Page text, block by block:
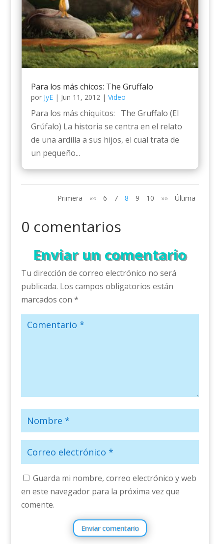
Para los más chicos: The Gruffalo
por JyE| Jun 11, 2012 | Video
Para los más chiquitos: The Gruffalo (El
Grúfalo) La historia se centra en el relato
de una ardilla a sus hijos, el cual trata de
un pequeño...
Primera «« 6 7 8 9 10 »» Última
0 comentarios
Enviar un comentario
Tu dirección de correo electrónico no será
publicada. Los campos obligatorios están
marcados con *
Guarda mi nombre, correo electrónico y web
en este navegador para la próxima vez que
comente.
Enviar comentario